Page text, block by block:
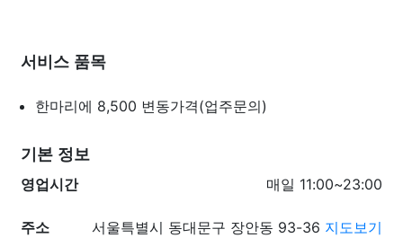
서비스 품목
한마리에 8,500 변동가격(업주문의)
기본 정보
영업시간
매일 11:00~23:00
주소 서울특별시 동대문구 장안동 93-36 지도보기